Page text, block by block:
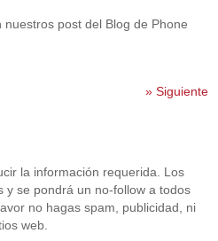
post del Blog de Phone
»Siguiente
la información requerida. Los
y se pondrá un no-follow a todos
no hagas spam, publicidad, ni
web.